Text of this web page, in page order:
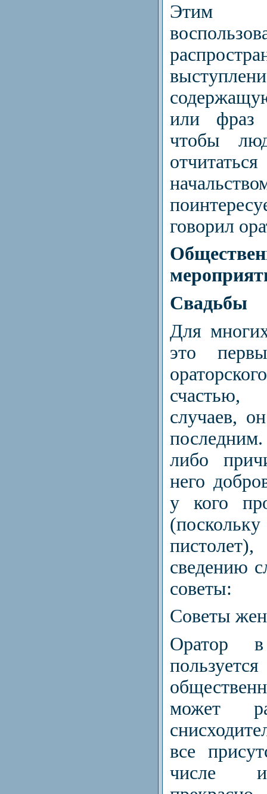
или фраз
чтобы
говорил
Свадьбы
Для
это
счастью,
случаев,
последним.
либо
него
у кого
сведению
советы:
Советы
Оратор
может
все
числе и